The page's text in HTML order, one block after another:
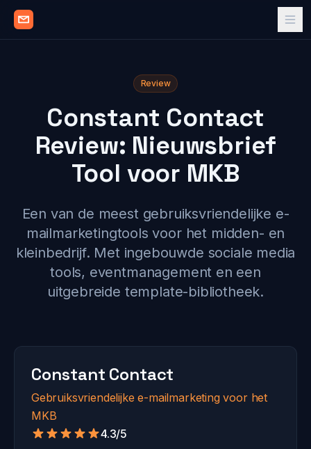
Review
Constant Contact
Review: Nieuwsbrief
Tool voor MKB
Een van de meest gebruiksvriendelijke e-
mailmarketingtools voor het midden- en
kleinbedrijf. Met ingebouwde sociale media
tools, eventmanagement en een
uitgebreide template-bibliotheek.
Constant Contact
Gebruiksvriendelijke e-mailmarketing voor het
MKB
4.3/5